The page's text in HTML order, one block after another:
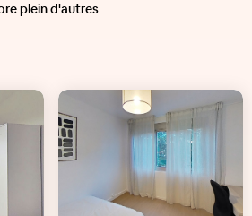
plein d'autres